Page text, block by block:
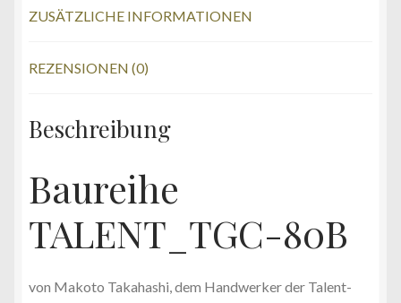
ZUSÄTZLICHE INFORMATIONEN
REZENSIONEN (0)
Beschreibung
Baureihe
TALENT_TGC-80B
von Makoto Takahashi, dem Handwerker der Talent-